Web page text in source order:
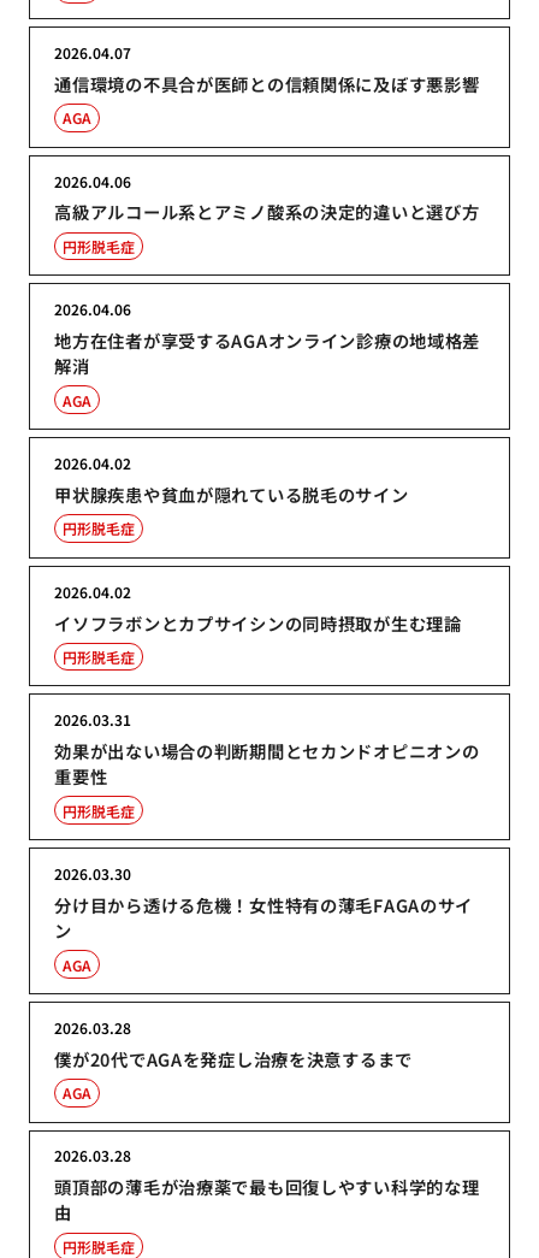
通信環境の不具合が医師との信頼関係に及ぼす悪影響
2026.04.07
AGA
高級アルコール系とアミノ酸系の決定的違いと選び方
2026.04.06
円形脱毛症
地方在住者が享受するAGAオンライン診療の地域格差
解消
2026.04.06
AGA
甲状腺疾患や貧血が隠れている脱毛のサイン
2026.04.02
円形脱毛症
イソフラボンとカプサイシンの同時摂取が生む理論
2026.04.02
円形脱毛症
効果が出ない場合の判断期間とセカンドオピニオンの
重要性
2026.03.31
円形脱毛症
分け目から透ける危機！女性特有の薄毛FAGAのサイ
ン
2026.03.30
AGA
僕が20代でAGAを発症し治療を決意するまで
2026.03.28
AGA
頭頂部の薄毛が治療薬で最も回復しやすい科学的な理
由
2026.03.28
円形脱毛症